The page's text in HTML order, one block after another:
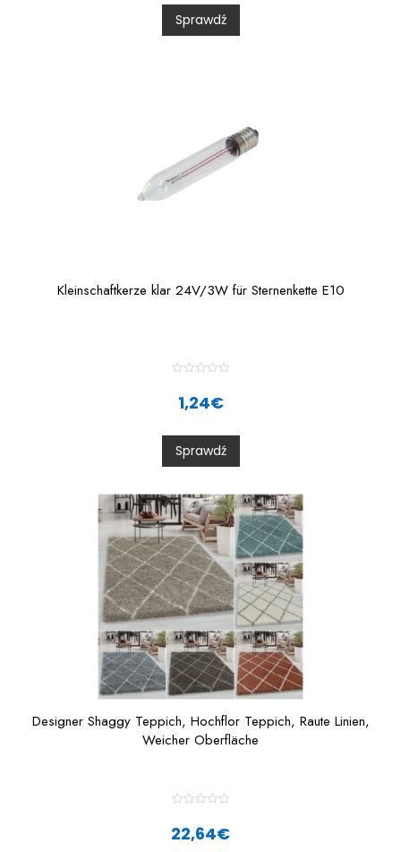
0
o
u
t
Sprawdź
Kleinschaftkerze klar 24V/3W für Sternenkette E10
0
o
u
t
5
1,24€
Sprawdź
Designer Shaggy Teppich, Hochflor Teppich, Raute Linien,
Weicher Oberfläche
t22,64€